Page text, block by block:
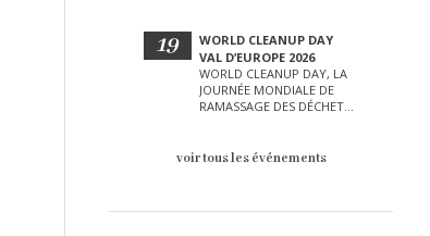
D’AUTRES LORS DE CETTE
JOURNÉE EXCEPTIONNELLE.
19
WORLD CLEANUP DAY
VAL D’EUROPE 2026
WORLD CLEANUP DAY, LA
JOURNÉE MONDIALE DE
RAMASSAGE DES DÉCHETS
D’EUROPE !
voir tous les événements